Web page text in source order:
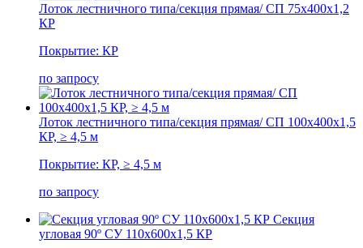
Лоток лестничного типа/секция прямая/ СП 75х400х1,2
КР
Покрытие: КР
по запросу
Лоток лестничного типа/секция прямая/ СП 100х400х1,5
КР, ≥ 4,5 м
Покрытие: КР, ≥ 4,5 м
по запросу
Секция
угловая 90º СУ 110х600х1,5 КР